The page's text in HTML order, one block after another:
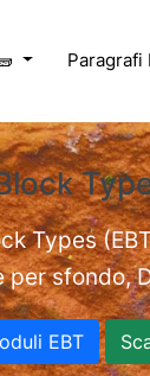
Paragrafi
Types
per sfondo,
EBT